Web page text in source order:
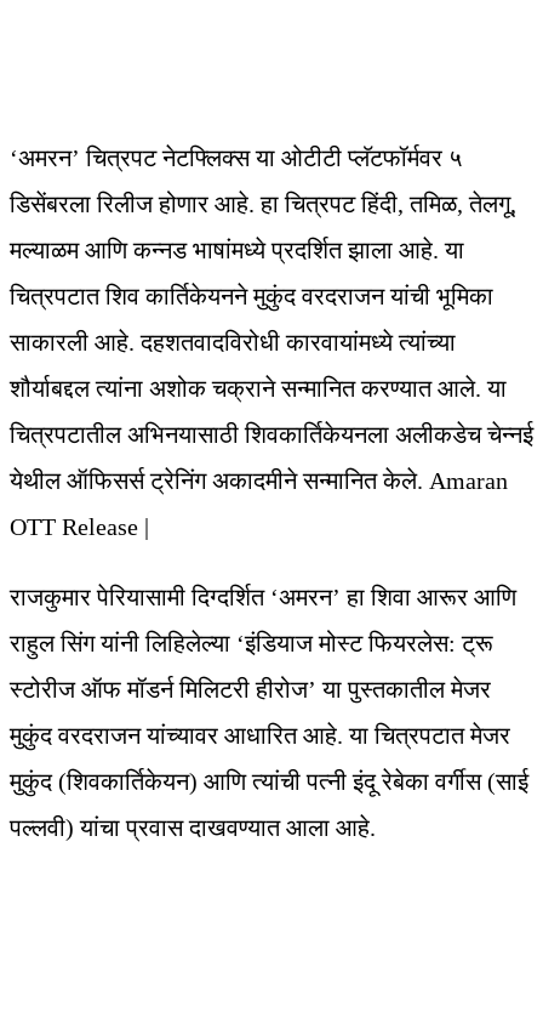
‘अमरन’ चित्रपट नेटफ्लिक्स या ओटीटी प्लॅटफॉर्मवर ५
डिसेंबरला रिलीज होणार आहे. हा चित्रपट हिंदी, तमिळ, तेलगू,
मल्याळम आणि कन्नड भाषांमध्ये प्रदर्शित झाला आहे. या
चित्रपटात शिव कार्तिकेयनने मुकुंद वरदराजन यांची भूमिका
साकारली आहे. दहशतवादविरोधी कारवायांमध्ये त्यांच्या
शौर्याबद्दल त्यांना अशोक चक्राने सन्मानित करण्यात आले. या
चित्रपटातील अभिनयासाठी शिवकार्तिकेयनला अलीकडेच चेन्नई
येथील ऑफिसर्स ट्रेनिंग अकादमीने सन्मानित केले. Amaran
OTT Release |
राजकुमार पेरियासामी दिग्दर्शित ‘अमरन’ हा शिवा आरूर आणि
राहुल सिंग यांनी लिहिलेल्या ‘इंडियाज मोस्ट फियरलेस: ट्रू
स्टोरीज ऑफ मॉडर्न मिलिटरी हीरोज’ या पुस्तकातील मेजर
मुकुंद वरदराजन यांच्यावर आधारित आहे. या चित्रपटात मेजर
मुकुंद (शिवकार्तिकेयन) आणि त्यांची पत्नी इंदू रेबेका वर्गीस (साई
पल्लवी) यांचा प्रवास दाखवण्यात आला आहे.